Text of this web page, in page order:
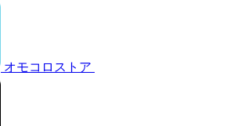
オモコロストア